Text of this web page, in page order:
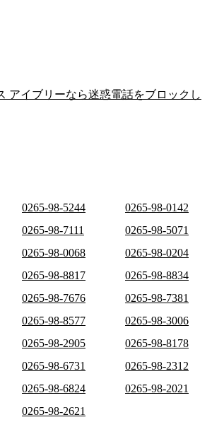
アイブリーなら迷惑電話をブロックし
0265-98-5244
0265-98-0142
0265-98-7111
0265-98-5071
0265-98-0068
0265-98-0204
0265-98-8817
0265-98-8834
0265-98-7676
0265-98-7381
0265-98-8577
0265-98-3006
0265-98-2905
0265-98-8178
0265-98-6731
0265-98-2312
0265-98-6824
0265-98-2021
0265-98-2621